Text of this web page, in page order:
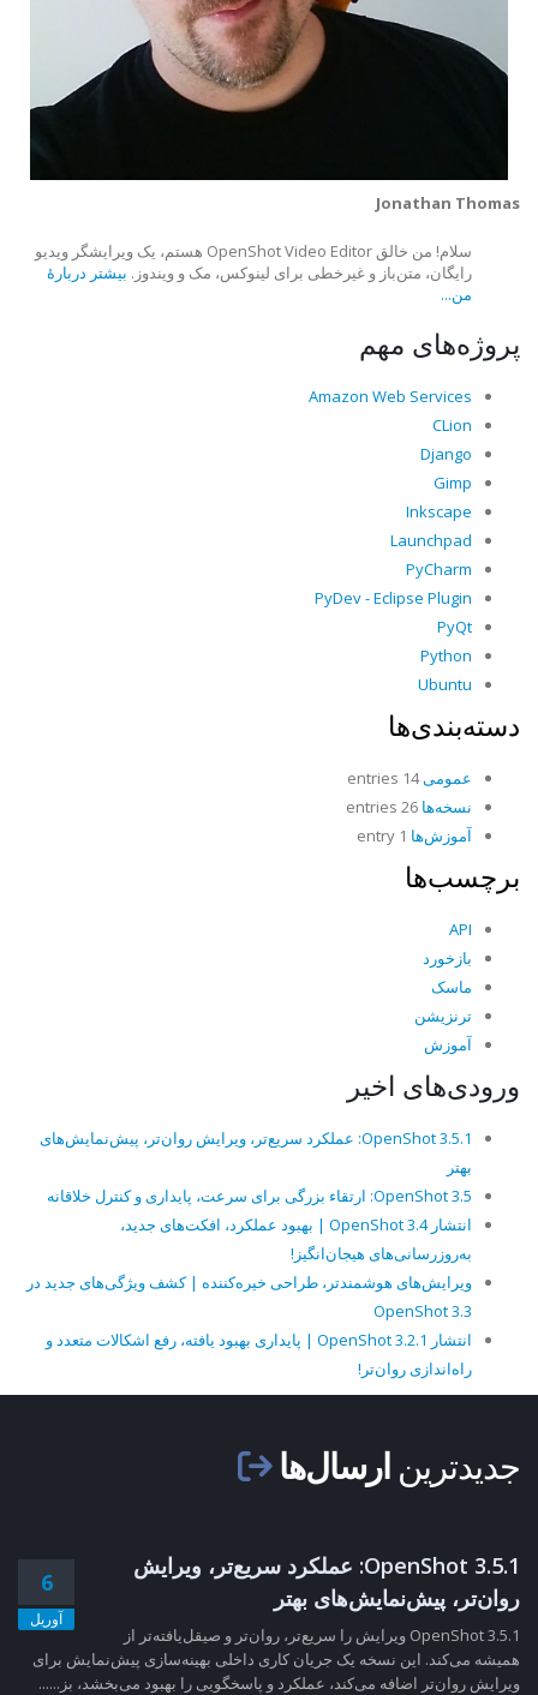
Jonathan Thomas
سلام! من خالق OpenShot Video Editor هستم، یک ویرایشگر ویدیو
رایگان، متن‌باز و غیرخطی برای لینوکس، مک و ویندوز. بیشتر دربارهٔ
من...
پروژه‌های مهم
Amazon Web Services
CLion
Django
Gimp
Inkscape
Launchpad
PyCharm
PyDev - Eclipse Plugin
PyQt
Python
Ubuntu
دسته‌بندی‌ها
عمومی14 entries
نسخه‌ها
آموزش‌ها
برچسب‌ها
API
بازخورد
ماسک
ترنزیشن
آموزش
ورودی‌های اخیر
OpenShot 3.5.1: عملکرد سریع‌تر، ویرایش روان‌تر، پیش‌نمایش‌های
بهتر
OpenShot 3.5: ارتقاء بزرگی برای سرعت، پایداری و کنترل خلاقانه
انتشار OpenShot 3.4 | بهبود عملکرد، افکت‌های جدید،
به‌روزرسانی‌های هیجان‌انگیز!
ویرایش‌های هوشمندتر، طراحی خیره‌کننده | کشف ویژگی‌های جدید در
OpenShot 3.3
انتشار OpenShot 3.2.1 | پایداری بهبود یافته، رفع اشکالات متعدد و
راه‌اندازی روان‌تر!
جدیدترین ارسال‌ها
6
آوریل
OpenShot 3.5.1: عملکرد سریع‌تر، ویرایش
روان‌تر، پیش‌نمایش‌های بهتر
OpenShot 3.5.1 ویرایش را سریع‌تر، روان‌تر و صیقل‌یافته‌تر از
همیشه می‌کند. این نسخه یک جریان کاری داخلی بهینه‌سازی پیش‌نمایش برای
ویرایش روان‌تر اضافه می‌کند، عملکرد و پاسخگویی را بهبود می‌بخشد، بز......